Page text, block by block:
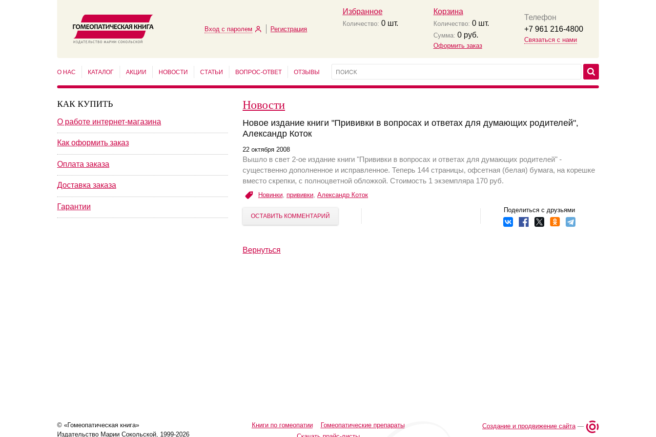
Вход с паролем Регистрация
Избранное
Количество: 0шт.
Корзина
Количество: 0шт.
Сумма: 0руб.
Оформить заказ
Телефон
+7 961 216-4800
Связаться с нами
О НАС КАТАЛОГ АКЦИИ НОВОСТИ СТАТЬИ ВОПРОС-ОТВЕТ ОТЗЫВЫ
КАК КУПИТЬ
О работе интернет-магазина
Как оформить заказ
Оплата заказа
Доставка заказа
Гарантии
Новости
Новое издание книги "Прививки в вопросах и ответах для думающих родителей",
Александр Коток
22 октября 2008
Вышло в свет 2-ое издание книги "Прививки в вопросах и ответах для думающих родителей" -
существенно дополненное и исправленное. Теперь 144 страницы, офсетная (белая) бумага, на корешке
вместо скрепки, с полноцветной обложкой. Стоимость 1 экземпляра 170 руб.
Новинки, прививки, Александр Коток
ОСТАВИТЬ КОММЕНТАРИЙ
Поделиться с друзьями
Вернуться
© «Гомеопатическая книга»
Издательство Марии Сокольской, 1999-2026
Книги по гомеопатии
Гомеопатические препараты
Создание и продвижение сайта—